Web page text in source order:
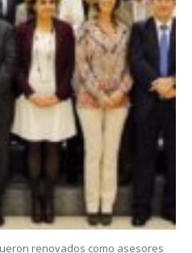
renovados como asesores